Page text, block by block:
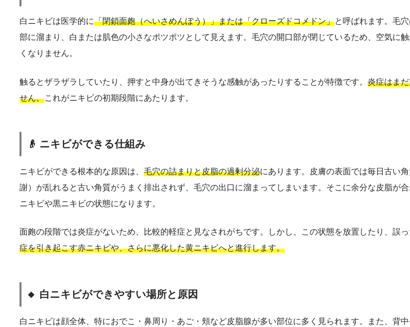
白ニキビは医学的に「閉鎖面皰（へいさめんぽう）」または「クローズドコメドン」と呼ばれます。毛
部に溜まり、白または肌色の小さなポツポツとして見えます。毛穴の開口部が閉じているため、空気に
くなりません。
触るとザラザラしていたり、押すと中身が出てきそうな感触があったりすることが特徴です。 炎症はま
せん。これがニキビの初期段階にあたります。
👴 ニキビができる仕組み
ニキビができる根本的な原因は、 毛穴の詰まりと皮脂の過剰分泌にあります。皮膚の表面では毎日古い
謝）が乱れると古い角質がうまく排出されず、毛穴の出口に溜まってしまいます。そこに余分な皮脂が
ニキビや黒ニキビの状態になります。
面皰の段階では炎症がないため、比較的軽症と見なされがちです。しかし、この状態を放置したり、誤っ
症を引き起こす赤ニキビや、さらに悪化した黄ニキビへと進行します。
🔸 白ニキビができやすい場所と原因
白ニキビは顔全体、特におでこ・鼻周り・あご・頬など皮脂腺が多い部位に多く見られます。また、背